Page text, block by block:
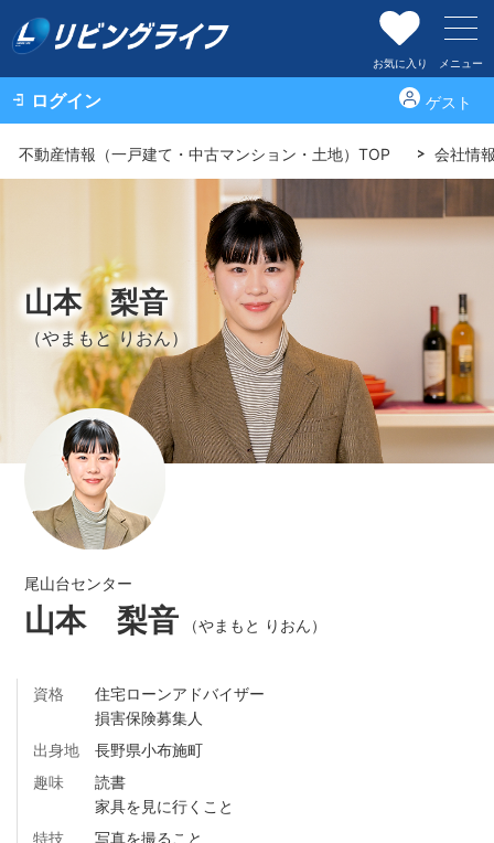
お気に入り メニュー
ログイン ゲスト
不動産情報（一戸建て・中古マンション・土地）TOP 会社情
山本 梨音
（やまもと りおん）
尾山台センター
山本 梨音 （やまもと りおん）
資格
住宅ローンアドバイザー
損害保険募集人
出身地
長野県小布施町
趣味
読書
家具を見に行くこと
特技
写真を撮ること